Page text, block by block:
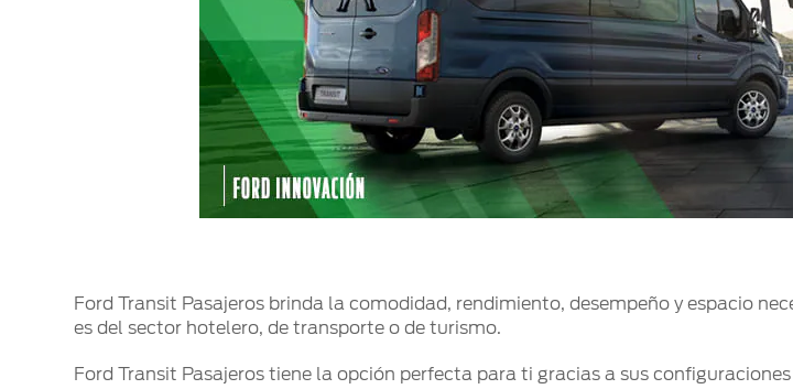
Promociones de Servicio
Llamado a Revisión
Garantía en Partes
Soporte Técnico
SYNC
Ford Transit Pasajeros brinda la comodidad, rendimiento, desempeño y espacio
es del sector hotelero, de transporte o de turismo.
Ford Transit Pasajeros tiene la opción perfecta para ti gracias a sus